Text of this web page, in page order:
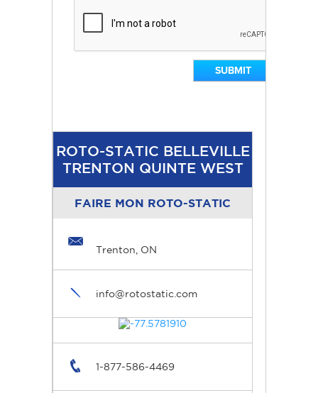
ROTO-STATIC BELLEVILLE
TRENTON QUINTE WEST
FAIRE MON ROTO-STATIC
Trenton, ON
info@rotostatic.com
1-877-586-4469